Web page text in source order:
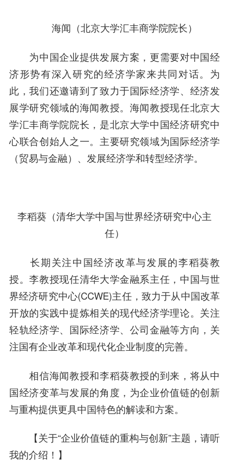
海闻 （北京大学汇丰商学院院长‍）
为中国企业提供发展方案，更需要对中国经
济形势有深入研究的经济学家来共同对话。为
此，我们还邀请到了致力于国际经济学、经济发
展学研究领域的海闻教授。海闻教授现任北京大
学汇丰商学院院长，是北京大学中国经济研究中
心联合创始人之一。主要研究领域为国际经济学
（贸易与金融）、发展经济学和转型经济学。
李稻葵 （清华大学中国与世界经济研究中心主
任）
长期关注中国经济改革与发展的李稻葵教
授。李教授现任清华大学金融系主任，中国与世
界经济研究中心(CCWE)主任，致力于从中国改革
开放的实践中提炼相关的现代经济学理论。关注
轻轨经济学、国际经济学、公司金融等方向，关
注国有企业改革和现代化企业制度的完善。
相信海闻教授和李稻葵教授的到来，将从中
国经济变革与发展的角度，为企业价值链的创新
与重构提供更具中国特色的解读和方案。
【关于“企业价值链的重构与创新”主题，请听
我的介绍！】